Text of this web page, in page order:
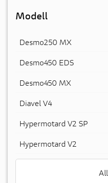
Modell
Desmo250 MX
Desmo450 EDS
Desmo450 MX
Diavel V4
Hypermotard V2 SP
Hypermotard V2